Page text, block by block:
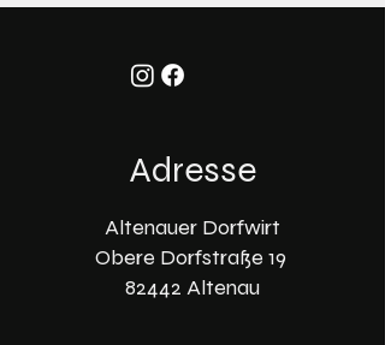
Adresse
Altenauer Dorfwirt
Obere Dorfstraße 19
82442 Altenau